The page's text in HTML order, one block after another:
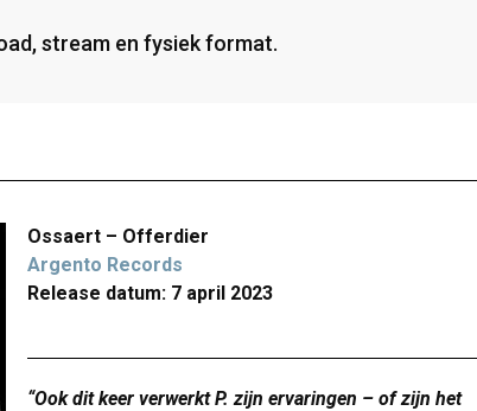
stream en fysiek format.
Ossaert – Offerdier
Argento Records
Release datum: 7 april 2023
“Ook dit keer verwerkt P. zijn ervaringen – of zijn het